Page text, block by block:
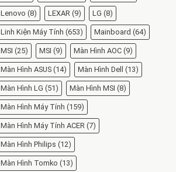
Lenovo (8) LEXAR (9) LG (8)
Linh Kiện Máy Tính (653) Mainboard (64)
MSI (25) MSI (9) Màn Hình AOC (9)
Màn Hình ASUS (14) Màn Hình Dell (13)
Màn Hình LG (51) Màn Hình MSI (8)
Màn Hình Máy Tính (159)
Màn Hình Máy Tính ACER (7)
Màn Hình Philips (12)
Màn Hình Tomko (13)